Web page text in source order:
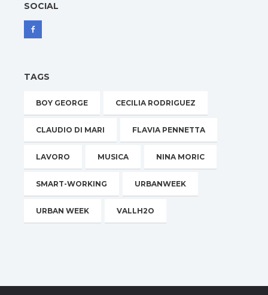
SOCIAL
TAGS
BOY GEORGE CECILIA RODRIGUEZ
CLAUDIO DI MARI FLAVIA PENNETTA
LAVORO MUSICA NINA MORIC
SMART-WORKING URBANWEEK
URBAN WEEK VALLH2O